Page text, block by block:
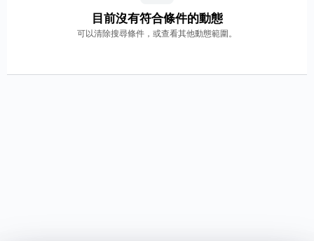
目前沒有符合條件的動態
可以清除搜尋條件，或查看其他動態範圍。